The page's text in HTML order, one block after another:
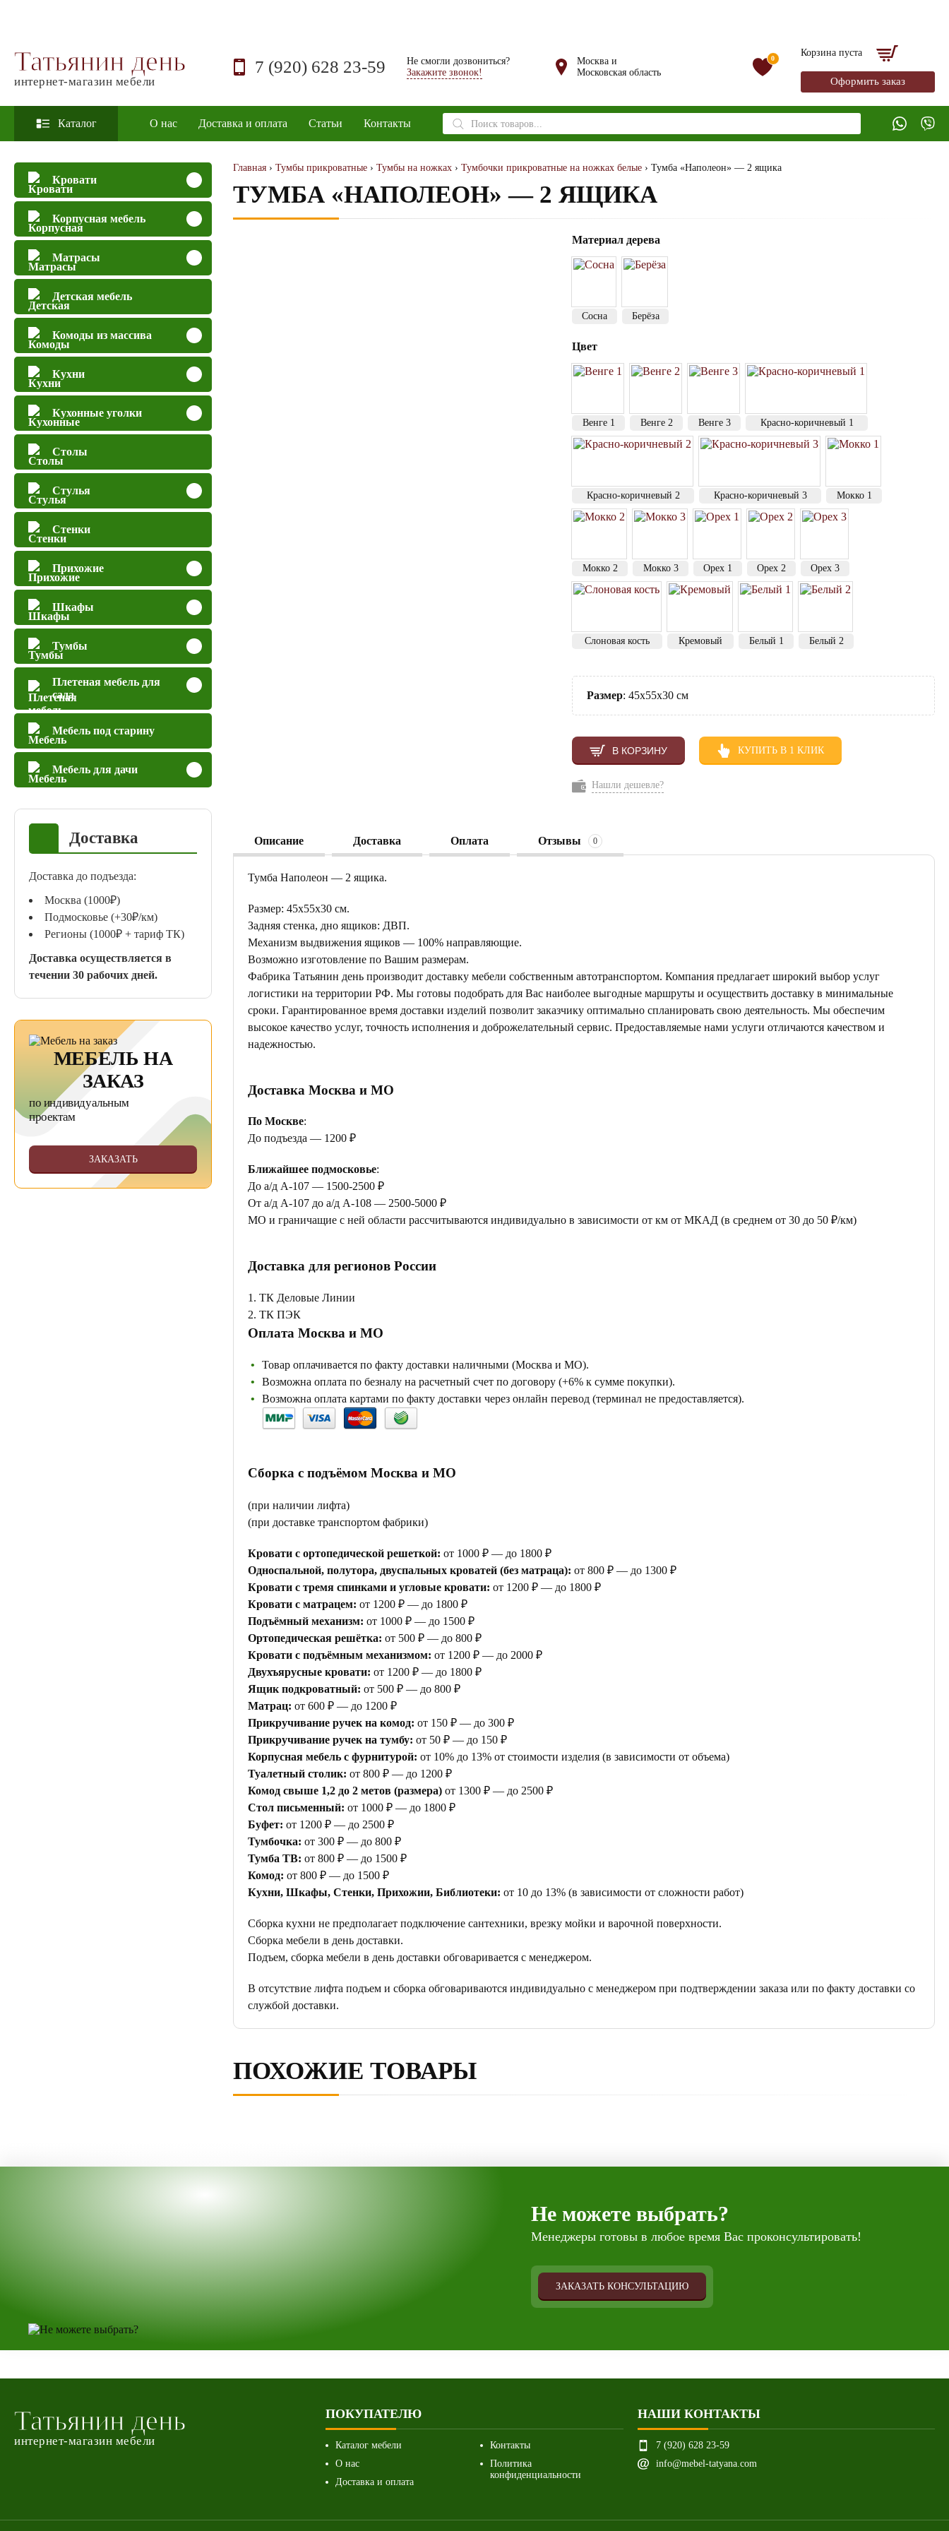
Татьянин день
интернет-магазин мебели
7 (920) 628 23-59
Не смогли дозвониться?
Закажите звонок!
Москва и
Московская область
0
Корзина пуста
Оформить заказ
Каталог О нас Доставка и оплата Статьи Контакты
Поиск
товаров
Кровати
Корпусная мебель
Матрасы
Детская мебель
Комоды из массива
Кухни
Кухонные уголки
Столы
Стулья
Стенки
Прихожие
Шкафы
Тумбы
Плетеная мебель для
сада
Мебель под старину
Мебель для дачи
Доставка
Доставка до подъезда:
Москва (1000₽)
Подмосковье (+30₽/км)
Регионы (1000₽ + тариф ТК)
Доставка осуществляется в
течении 30 рабочих дней.
МЕБЕЛЬ НА
ЗАКАЗ
по индивидуальным
проектам
ЗАКАЗАТЬ
Главная › Тумбы прикроватные › Тумбы на ножках › Тумбочки прикроватные на ножках белые › Тумба «Наполеон» — 2 ящика
ТУМБА «НАПОЛЕОН» — 2 ЯЩИКА
Материал дерева
Сосна Берёза
Цвет
Венге 1 Венге 2 Венге 3 Красно-коричневый 1
Красно-коричневый 2 Красно-коричневый 3 Мокко 1
Мокко 2 Мокко 3 Орех 1 Орех 2 Орех 3
Слоновая кость Кремовый Белый 1 Белый 2
Размер: 45х55х30 см
В КОРЗИНУ КУПИТЬ В 1 КЛИК
Нашли дешевле?
Описание Доставка Оплата Отзывы 0
Тумба Наполеон — 2 ящика.
Размер: 45х55х30 см.
Задняя стенка, дно ящиков: ДВП.
Механизм выдвижения ящиков — 100% направляющие.
Возможно изготовление по Вашим размерам.
Фабрика Татьянин день производит доставку мебели собственным автотранспортом. Компания предлагает широкий выбор услуг
логистики на территории РФ. Мы готовы подобрать для Вас наиболее выгодные маршруты и осуществить доставку в минимальные
сроки. Гарантированное время доставки изделий позволит заказчику оптимально спланировать свою деятельность. Мы обеспечим
высокое качество услуг, точность исполнения и доброжелательный сервис. Предоставляемые нами услуги отличаются качеством и
надежностью.
Доставка Москва и МО
По Москве:
До подъезда — 1200 ₽
Ближайшее подмосковье:
До а/д А-107 — 1500-2500 ₽
От а/д А-107 до а/д А-108 — 2500-5000 ₽
МО и граничащие с ней области рассчитываются индивидуально в зависимости от км от МКАД (в среднем от 30 до 50 ₽/км)
Доставка для регионов России
1. ТК Деловые Линии
2. ТК ПЭК
Оплата Москва и МО
Товар оплачивается по факту доставки наличными (Москва и МО).
Возможна оплата по безналу на расчетный счет по договору (+6% к сумме покупки).
Возможна оплата картами по факту доставки через онлайн перевод (терминал не предоставляется).
Сборка с подъёмом Москва и МО
(при наличии лифта)
(при доставке транспортом фабрики)
Кровати с ортопедической решеткой: от 1000 ₽ — до 1800 ₽
Односпальной, полутора, двуспальных кроватей (без матраца): от 800 ₽ — до 1300 ₽
Кровати с тремя спинками и угловые кровати: от 1200 ₽ — до 1800 ₽
Кровати с матрацем: от 1200 ₽ — до 1800 ₽
Подъёмный механизм: от 1000 ₽ — до 1500 ₽
Ортопедическая решётка: от 500 ₽ — до 800 ₽
Кровати с подъёмным механизмом: от 1200 ₽ — до 2000 ₽
Двухъярусные кровати: от 1200 ₽ — до 1800 ₽
Ящик подкроватный: от 500 ₽ — до 800 ₽
Матрац: от 600 ₽ — до 1200 ₽
Прикручивание ручек на комод: от 150 ₽ — до 300 ₽
Прикручивание ручек на тумбу: от 50 ₽ — до 150 ₽
Корпусная мебель с фурнитурой: от 10% до 13% от стоимости изделия (в зависимости от объема)
Туалетный столик: от 800 ₽ — до 1200 ₽
Комод свыше 1,2 до 2 метов (размера) от 1300 ₽ — до 2500 ₽
Стол письменный: от 1000 ₽ — до 1800 ₽
Буфет: от 1200 ₽ — до 2500 ₽
Тумбочка: от 300 ₽ — до 800 ₽
Тумба ТВ: от 800 ₽ — до 1500 ₽
Комод: от 800 ₽ — до 1500 ₽
Кухни, Шкафы, Стенки, Прихожии, Библиотеки: от 10 до 13% (в зависимости от сложности работ)
Сборка кухни не предполагает подключение сантехники, врезку мойки и варочной поверхности.
Сборка мебели в день доставки.
Подъем, сборка мебели в день доставки обговаривается с менеджером.
В отсутствие лифта подъем и сборка обговариваются индивидуально с менеджером при подтверждении заказа или по факту доставки со
службой доставки.
ПОХОЖИЕ ТОВАРЫ
Не можете выбрать?
Менеджеры готовы в любое время Вас проконсультировать!
ЗАКАЗАТЬ КОНСУЛЬТАЦИЮ
Татьянин день
интернет-магазин мебели
ПОКУПАТЕЛЮ
Каталог мебели
О нас
Доставка и оплата
Контакты
Политика
конфиденциальности
НАШИ КОНТАКТЫ
7 (920) 628 23-59
info@mebel-tatyana.com